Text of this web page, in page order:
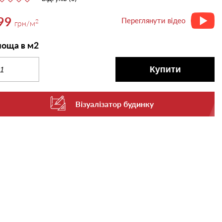
грн/м2 Переглянути відео
в м2
Купити
Візуалізатор будинку